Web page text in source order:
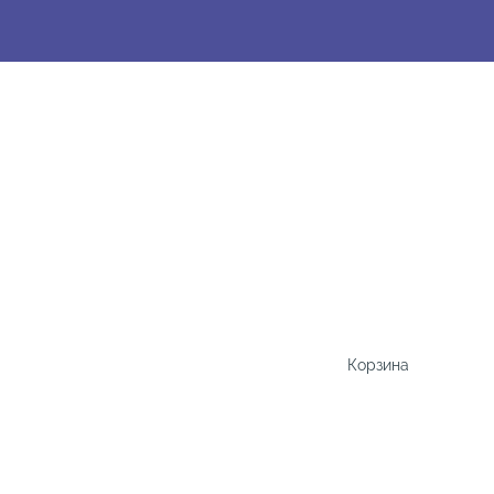
Корзина